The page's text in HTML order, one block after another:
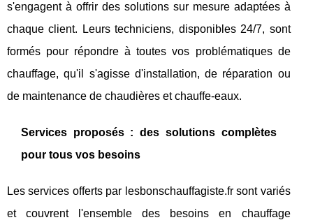
s'engagent à offrir des solutions sur mesure adaptées à
chaque client. Leurs techniciens, disponibles 24/7, sont
formés pour répondre à toutes vos problématiques de
chauffage, qu'il s'agisse d'installation, de réparation ou
de maintenance de chaudières et chauffe-eaux.
Services proposés : des solutions complètes
pour tous vos besoins
Les services offerts par lesbonschauffagiste.fr sont variés
et couvrent l'ensemble des besoins en chauffage